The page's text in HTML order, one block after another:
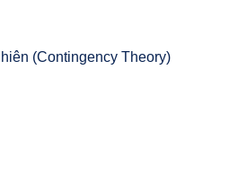
(Contingency Theory)